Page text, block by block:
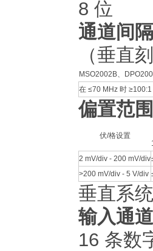
8 位
通道间
（垂直
MSO2002B、
在 ≤70 MHz 时 ≥100:1
偏置范围
伏/格设置
2 mV/div - 200 mV/div
>200 mV/div - 5 V/div
垂直系
输入通道
16 条数